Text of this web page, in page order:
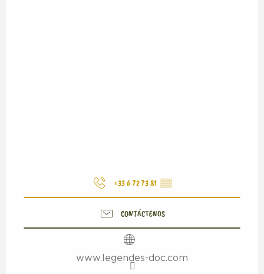
+33 6 72 73 81 ▒▒
CONTÁCTENOS
www.legendes-doc.com